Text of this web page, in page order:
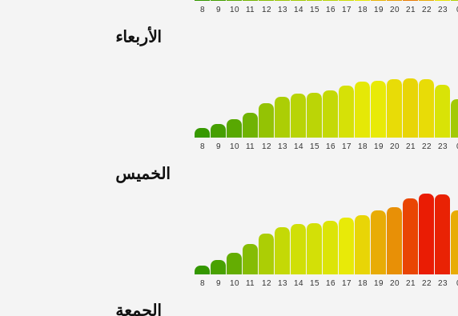
8 9 10 11 12 13 14 15 16 17 18 19 20 21 22 23
الأربعاء
8 9 10 11 12 13 14 15 16 17 18 19 20 21 22 23
الخميس
8 9 10 11 12 13 14 15 16 17 18 19 20 21 22 23
الجمعة